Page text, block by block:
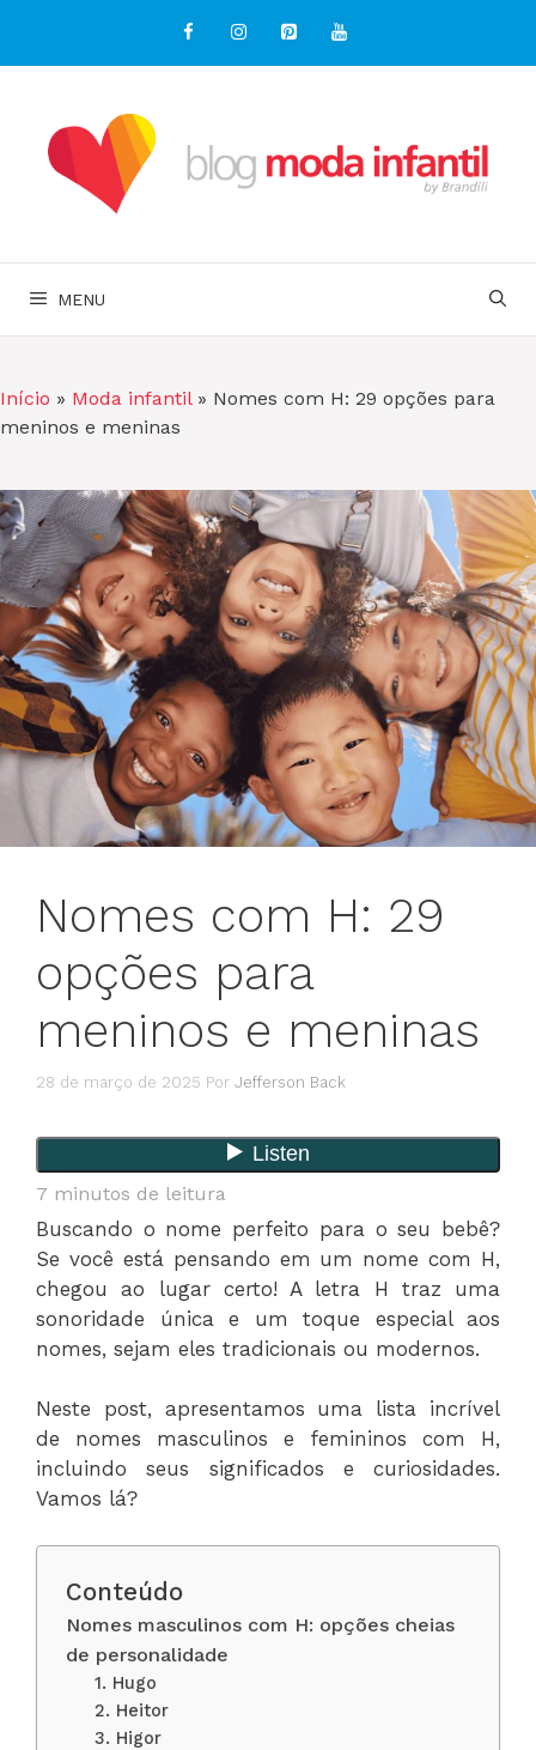
o
MENU
Início » Moda infantil» Nomes com H: 29 opções para
meninos e meninas
Nomes com H: 29
opções para
meninos e meninas
28 de março de 2025 Por Jefferson Back
7 minutos de leitura
Buscando o nome perfeito para o seu bebê?
Se você está pensando em um nome com H,
chegou ao lugar certo! A letra H traz uma
sonoridade única e um toque especial aos
nomes, sejam eles tradicionais ou modernos.
Neste post, apresentamos uma lista incrível
de nomes masculinos e femininos com H,
incluindo seus significados e curiosidades.
Vamos lá?
Conteúdo
Nomes masculinos com H: opções cheias
de personalidade
1. Hugo
2. Heitor
3. Higor